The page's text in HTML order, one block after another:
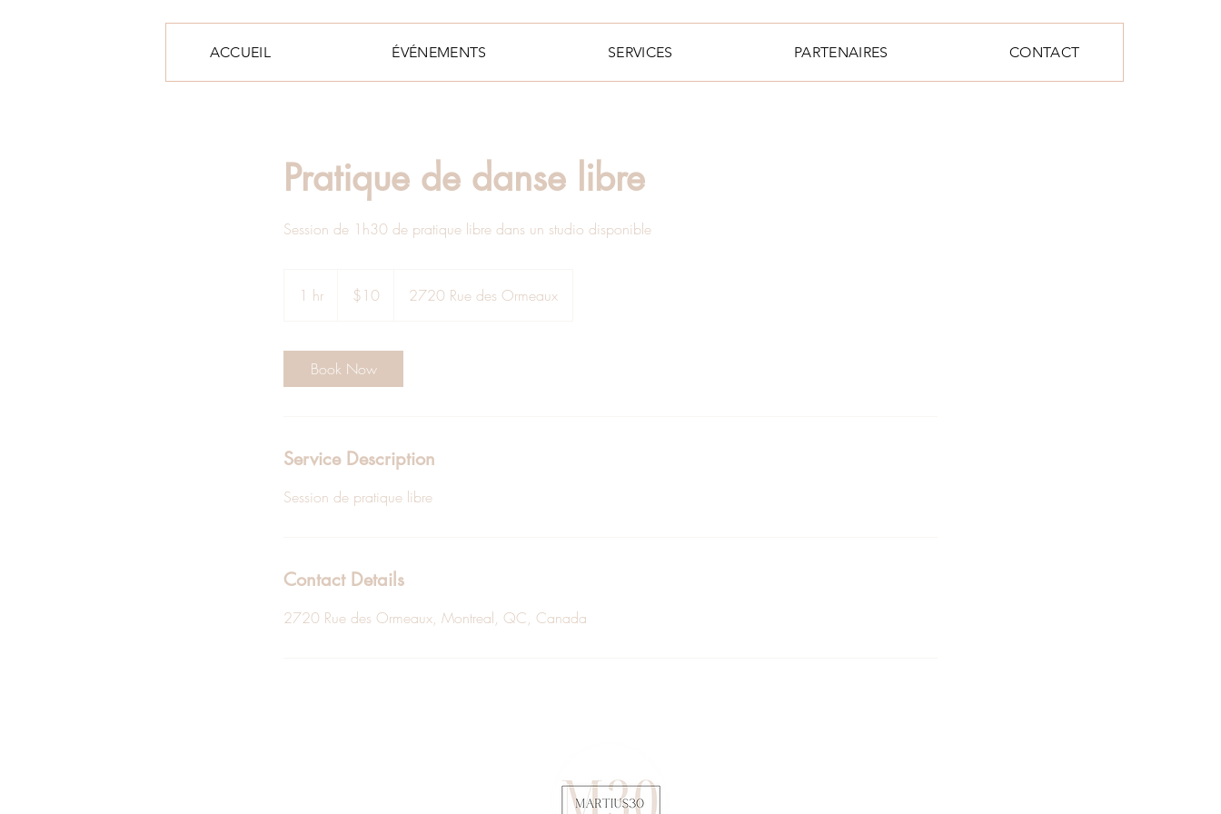
ACCUEIL ÉVÉNEMENTS SERVICES PARTENAIRES CONTACT
Pratique de danse libre
Session de 1h30 de pratique libre dans un studio disponible
1 hr
dollars$10 2720 Rue des Ormeaux
Book Now
Service Description
Session de pratique libre
Contact Details
2720 Rue des Ormeaux, Montreal, QC, Canada